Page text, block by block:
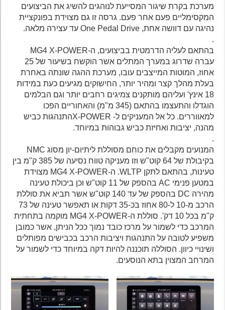
מערכת בקרת שיגור המסייעת לנוהגים להשיג את הביצועים
המקסימליים פעם אחר פעם. גרסה זו גם מצוידת בפונקציית
נהיגה עם דוושה אחת, One Pedal Drive עד עצירה מלאה.
בהתאם לעליה הדרמטית בביצועים, ה-MG4 X-POWER
עברה שדרוג במערך המתלים אשר הוקשח בשיעור של 25
אחוז, המוטות המייצבים עובו, מערכת ההגה שונתה באחרת
בעלת מהלך קצר ומהיר יותר, החישוקים מגיעים כעת במידות
18 אינץ' ועליהם מותקנים צמיגים רחבים יותר וגם הבלמים
הוגדלו והתעצמו בהתאם (345 מ"מ) והאחוריים הפכו
למאווררים. כל אל המעניקים ל- X-POWERהתנהגות כביש
מהנה, יציבות ואחיזת כביש גבוהות במיוחד.
המנועים מקבלים את כוחם מסוללת ליתיום-יון מסוג NMC
בקיבולת של 64 קוט"ש וזו מעניקה טווח נסיעה של 385 ק"מ בין
טעינות, בהתאם לתקן WLTP. ה-MG4 X-POWER מצוידת
במטען פנימי AC בהספק של 11 קוט"ש וכן ביכולת טעינה
מהירה DC בהספק של עד 140 קוט"ש אשר תביא את סוללת
הרכב מ-10 ל-80 אחוז בכ-35 דקות או תאפשר טעינה של 73
ק"מ בכל 10 דק'. סוללת ה-MG4 X-POWER מוקמה בתחתית
המרכב כדי לשמור על מרכז כובד נמוך ככל הניתן, אשר כמובן
משפיע לטובה על התנהגות ויציבות הרכב בכבישים מפותלים
ושינויי כיוון. הסוללה תוכננה להיות דקה במיוחד כדי לשמור על
המרחב המצוין בתא הנוסעים.